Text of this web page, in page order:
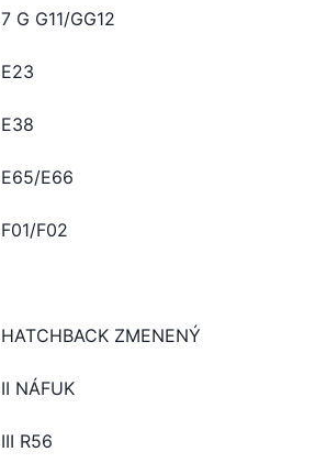
7 G G11/GG12
E23
E38
E65/E66
F01/F02
HATCHBACK ZMENENÝ
II NÁFUK
III R56